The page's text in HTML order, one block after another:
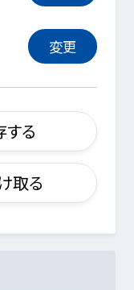
変更
る
取る